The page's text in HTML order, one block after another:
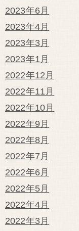
2023年6月
2023年4月
2023年3月
2023年1月
2022年12月
2022年11月
2022年10月
2022年9月
2022年8月
2022年7月
2022年6月
2022年5月
2022年4月
2022年3月